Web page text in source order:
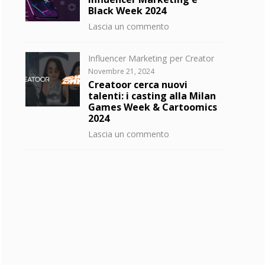
Black Week 2024
Lascia un commento
e
Week
2024
Categorie
Influencer Marketing per Creator
Posted
on
Novembre 21, 2024
Creatoor cerca nuovi
talenti: i casting alla Milan
Games Week & Cartoomics
2024
Lascia un commento